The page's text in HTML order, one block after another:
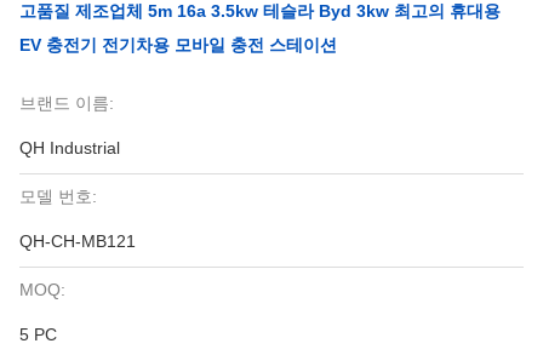
고품질 제조업체 5m 16a 3.5kw 테슬라 Byd 3kw 최고의 휴대용
EV 충전기 전기차용 모바일 충전 스테이션
브랜드 이름:
QH Industrial
모델 번호:
QH-CH-MB121
MOQ:
5 PC